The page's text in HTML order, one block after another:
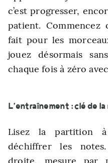
c’est progresser,
patient. Commencez
fait pour les
jouez désormais
chaque fois à zéro
L’entraînement : clé de
Lisez la partition
déchiffrer les